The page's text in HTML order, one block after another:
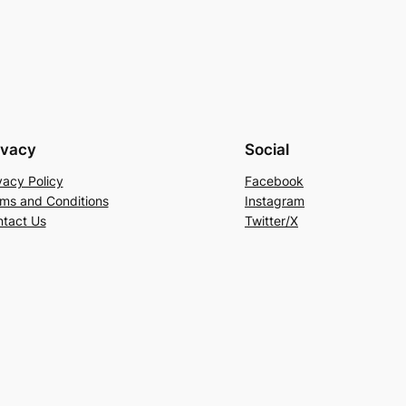
Policy
and Conditions
Us
Social
Facebook
Instagram
Twitter/X